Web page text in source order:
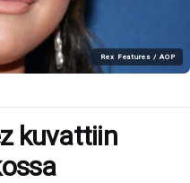
Rex Features / AOP
kuvattiin